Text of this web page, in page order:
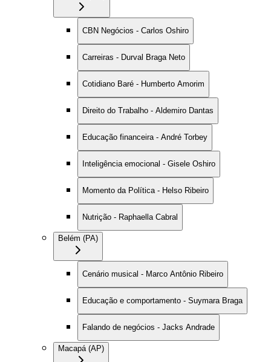
CBN Negócios - Carlos Oshiro
Carreiras - Durval Braga Neto
Cotidiano Baré - Humberto Amorim
Direito do Trabalho - Aldemiro Dantas
Educação financeira - André Torbey
Inteligência emocional - Gisele Oshiro
Momento da Política - Helso Ribeiro
Nutrição - Raphaella Cabral
Belém (PA)
Cenário musical - Marco Antônio Ribeiro
Educação e comportamento - Suymara Braga
Falando de negócios - Jacks Andrade
Macapá (AP)